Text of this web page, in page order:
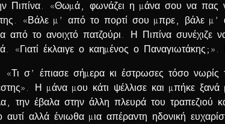
Πιπίνα. «Θωµά, φωνάζει η µάνα σου να
«Βάλε µ’ από το πορτί σου µπρε, βάλε
από το ανοιχτό πατζούρι. Η Πιπίνα συνέχιζε
«Γιατί έκλαιγε ο καηµένος ο
«Τι σ’ έπιασε σήµερα κι έστρωσες τόσο
Η µάνα µου κάτι ψέλλισε και µπήκε
την έβαλα στην άλλη πλευρά του τραπεζιού
αλλά ένιωθα µια απέραντη ηδονική